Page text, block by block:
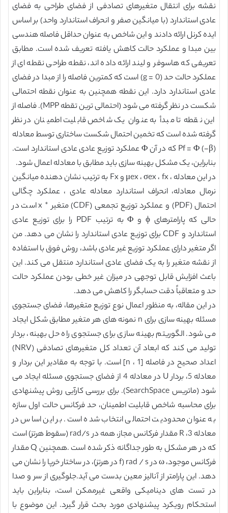
نقشه برای انتقال متغیرهای تصادفی از فضای طراحی به فضای
عادی استاندارد (با میانگین صفر و انحراف استاندارد واحد) بر اساس
ایده کرنل ارائه دادند و این شاخص به عنوان حداقل فاصله هندسی
بین مبدا و عملکرد حالت کاهش یافته تعریف شده است. مطابق
تعریفی که هاسوفر و لیند ارائه داده اند، نقطه طراحی نقطه ای از
عملکرد حالت حد (g = 0) است که کمترین فاصله را از مبدا در فضای
عادی استاندارد دارد. این نقطه همچنین به عنوان نقطه احتمالی
شکست در نظر گرفته می شود (احتمالی ترین تقطه MPP). فاصله از
این نقطه تا مبدأ به عنوان یک شاخص قابلیت اطمینان در نظر
گرفته شده است که تخمین احتمال شکست ساختاری توسط معادله
Pf = Φ (-β) که در آن Φ عملکرد توزیع عادی عادی استاندارد است.
بنابراین، یک مشکل بهینه سازی باید مطابق با معادله اعمال شود.
در این معادله ، μex ، σex ، fx و Fx به ترتیب نشان دهنده میانگین
نرمال معادله، انحراف استاندارد معادله عادی ، عملکرد چگالی
احتمال (PDF) و عملکرد توزیع تجمعی (CDF) متغیر * x است در
حالی که پارامترهای ϕ و Φ به ترتیب PDF را برای توزیع عادی
استاندارد و CDF برای توزیع عادی استاندارد را نشان می دهد. من
اگر متغیر دارای عملکرد توزیع غیر عادی باشد، روش فوق با استفاده
از نقشه متغیر را به یک فضای عادی استاندارد منتقل می کند. این
باعث افزایش قابل توجهی در میزان غیر خطی بودن عملکرد حالت
حد و متعاقباً دقت حسابگر را کاهش می دهد.
در این مقاله، به منظور اعمال نوع توزیع متغیرها، فضای جستجوی
مسئله بهینه سازی برای n نمونه های هر متغیر مطابق شکل ایجاد
می شود. الگوریتم بهینه سازی برای جستجوی راه حل بهینه، بردار
تولید می کند که ابعاد آن تعداد کل متغیرهای تصادفی (NRV)
اعداد صحیح در فاصله [1 ، n] است. با توجه به مقادیر این بردار و
معادله 5، بردار U در معادله 4 از فضای جستجوی مسئله ایجاد می
شود (ماتریس SearchSpace). برای بررسی کارآیی روش پیشنهادی
برای محاسبه شاخص قابلیت اطمینان، حد فرکانس حالت اول سازه
به عنوان محدودیت احتمالی انتخاب شده است. بر این اساس در
معادله 3، R مقدار فرکانس مجاز، همه در rad/s (سقوط هرتز) است
که در هر مشکل به طور جداگانه ذکر شده است .همچنین Q مقدار
فرکانس موجود، ω در rad / s (f در هرتز)، در ساختار خرپا را نشان می
دهد. این پارامتر از آنالیز معین بدست می آید.جلوگیری از سر و صدا
در تست های دینامیکی واقعی غیرممکن است، بنابراین باید
استحکام رویکرد پیشنهادی مورد بحث قرار گیرد. این موضوع با